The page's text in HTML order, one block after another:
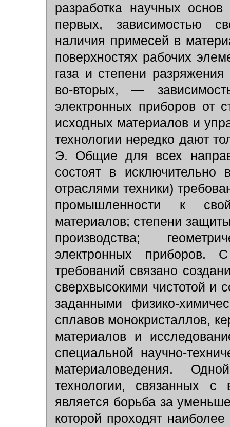
разработка научных
первых, зависимостью
наличия примесей в
поверхностях рабочих
газа и степени
во-вторых, —
электронных приборов от
исходных материалов и
технологии нередко дают
Э. Общие для всех
состоят в
отраслями техники)
промышленности к
материалов; степени
производства;
электронных приборов.
требований связано
сверхвысокими чистотой и
заданными физико-
сплавов монокристаллов,
материалов и
специальной научно-
материаловедения.
технологии, связанных с
является борьба за
которой проходят